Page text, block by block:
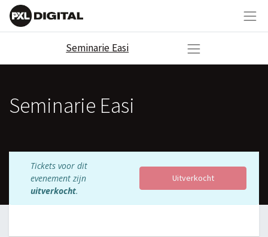
Seminarie Easi
Seminarie Easi
Tickets voor dit
evenement zijn
uitverkocht.
Uitverkocht